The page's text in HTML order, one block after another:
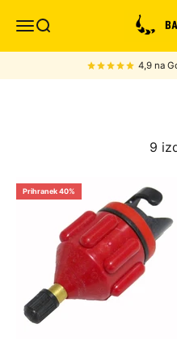
MeniIskanje
4,9 na
9
Prihranek 40%